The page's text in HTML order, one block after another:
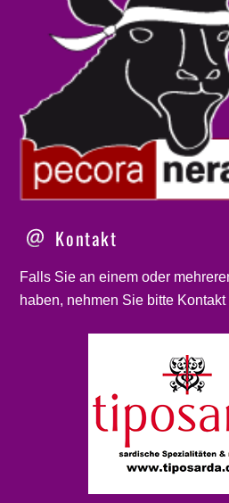
Kontakt
Falls Sie an einem oder
haben, nehmen Sie bitte Kontakt